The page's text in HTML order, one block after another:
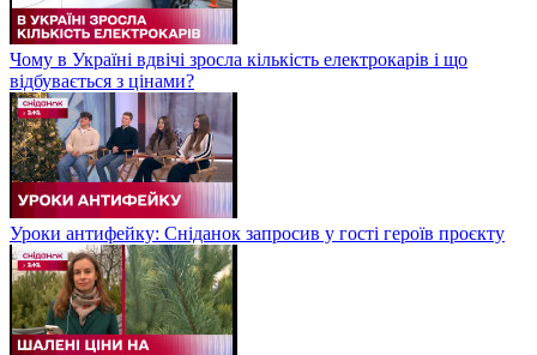
Чому в Україні вдвічі зросла кількість електрокарів і що
відбувається з цінами?
Уроки антифейку: Сніданок запросив у гості героїв проєкту